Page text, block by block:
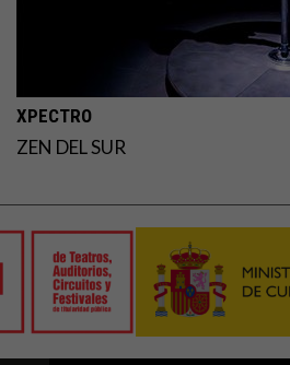
XPECTRO
ZEN DEL SUR